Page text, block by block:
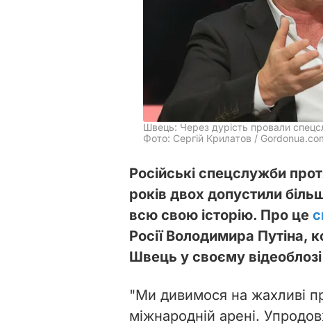
Швець: Через дурість провали
Фото: Сергій Крилатов /
Російські спецслужби
років двох допустили
всю свою історію. Про це
Росії Володимира Путіна,
Швець у своєму
"Ми дивимося на жахливі
міжнародній арені.